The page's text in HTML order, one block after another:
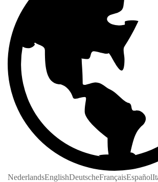
NederlandsEnglishDeutscheFrançaisEspañol